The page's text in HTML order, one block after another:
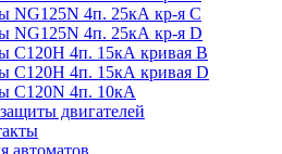
NG125N 4п. 25кА кр-я C
NG125N 4п. 25кА кр-я D
С120H 4п. 15кА кривая B
С120H 4п. 15кА кривая D
С120N 4п. 10кА
двигателей
автоматов